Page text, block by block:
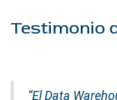
Testimonio
“El Data